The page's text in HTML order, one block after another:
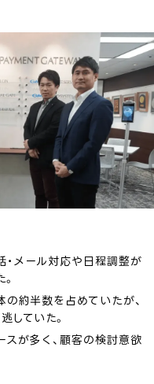
メール対応や日程調整が
約半数を占めていたが、
していた。
が多く、顧客の検討意欲